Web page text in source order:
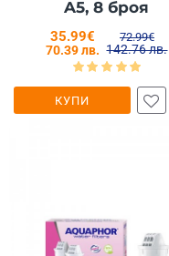
A5, 8 броя
35.99€
70.39 лв.
72.99€
142.76 лв.
КУПИ